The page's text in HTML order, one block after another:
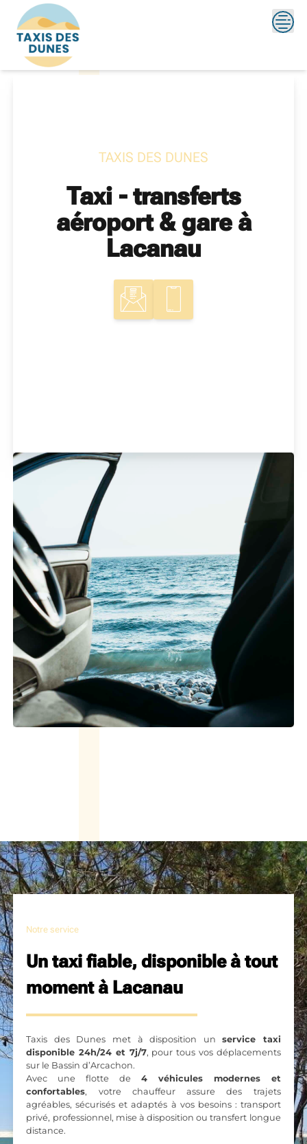
content
TAXIS DES DUNES
Taxi - transferts
aéroport & gare à
Lacanau
Notre service
Un taxi fiable, disponible à tout
moment à Lacanau
Taxis des Dunes met à disposition unservice taxi
disponible 24h/24 et 7j/7, pour tous vos déplacements
sur le Bassin d’Arcachon.
Avec une flotte de 4 véhicules modernes et
confortables, votre chauffeur assure des trajets
agréables, sécurisés et adaptés à vos besoins : transport
privé, professionnel, mise à disposition ou transfert longue
distance.